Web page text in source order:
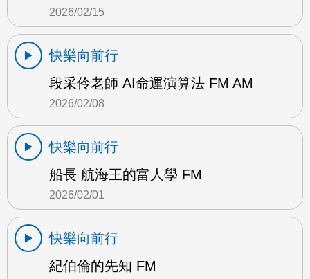
2026/02/15
快樂向前行
段采伶老師 AI命運演算法 FM AM
2026/02/08
快樂向前行
船長 航海王的富人學 FM
2026/02/01
快樂向前行
紀伯倫的先知 FM